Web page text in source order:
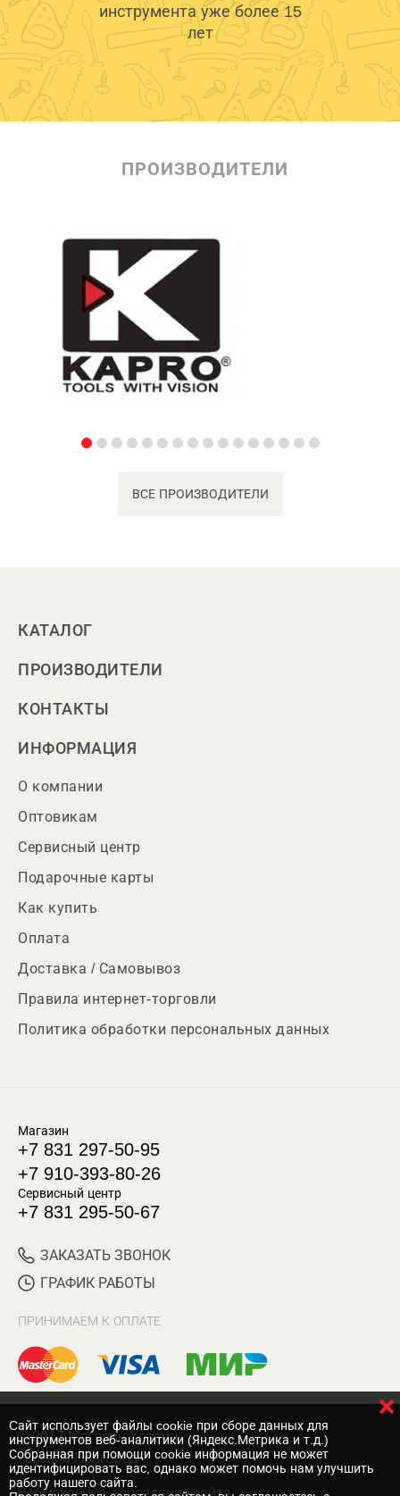
инструмента уже более 15
лет
ПРОИЗВОДИТЕЛИ
ВСЕ ПРОИЗВОДИТЕЛИ
КАТАЛОГ
ПРОИЗВОДИТЕЛИ
КОНТАКТЫ
ИНФОРМАЦИЯ
О компании
Оптовикам
Сервисный центр
Подарочные карты
Как купить
Оплата
Доставка / Самовывоз
Правила интернет-торговли
Политика обработки персональных данных
Магазин
+7 831 297-50-95
+7 910-393-80-26
Сервисный центр
+7 831 295-50-67
ЗАКАЗАТЬ ЗВОНОК
ГРАФИК РАБОТЫ
ПРИНИМАЕМ К ОПЛАТЕ
© 2017 Магазин Хозяин
Нижний Новгород
Вебмеханика — создание сайта
Cайт использует файлы cookie при сборе данных для
инструментов веб-аналитики (Яндекс.Метрика и т.д.)
Собранная при помощи cookie информация не может
идентифицировать вас, однако может помочь нам улучшить
работу нашего сайта.